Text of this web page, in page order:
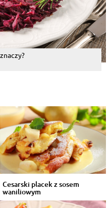
Cesarski placek z sosem
waniliowym